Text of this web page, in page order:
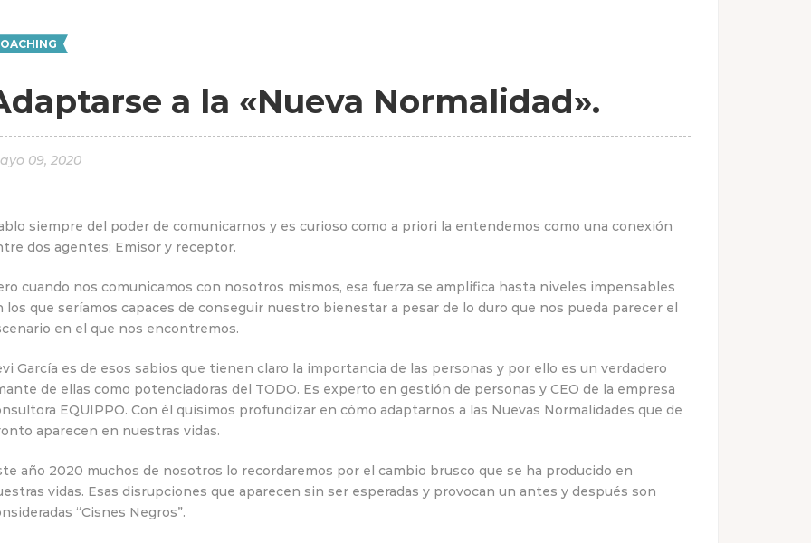
a la «Nueva Normalidad».
09, 2020
siempre del poder de comunicarnos y es curioso como a priori la entendemos como una conexión
dos agentes; Emisor y receptor.
cuando nos comunicamos con nosotros mismos, esa fuerza se amplifica hasta niveles impensables
los que seríamos capaces de conseguir nuestro bienestar a pesar de lo duro que nos pueda parecer el
en el que nos encontremos.
García es de esos sabios que tienen claro la importancia de las personas y por ello es un verdadero
de ellas como potenciadoras del TODO. Es experto en gestión de personas y CEO de la empresa
EQUIPPO. Con él quisimos profundizar en cómo adaptarnos a las Nuevas Normalidades que de
aparecen en nuestras vidas.
año 2020 muchos de nosotros lo recordaremos por el cambio brusco que se ha producido en
vidas. Esas disrupciones que aparecen sin ser esperadas y provocan un antes y después son
“Cisnes Negros”.